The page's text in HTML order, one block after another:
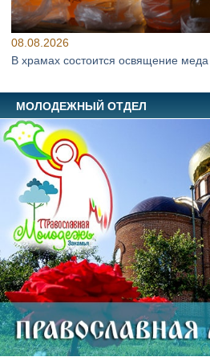
08.08.2026
В храмах состоится освящение меда
МОЛОДЕЖНЫЙ ОТДЕЛ